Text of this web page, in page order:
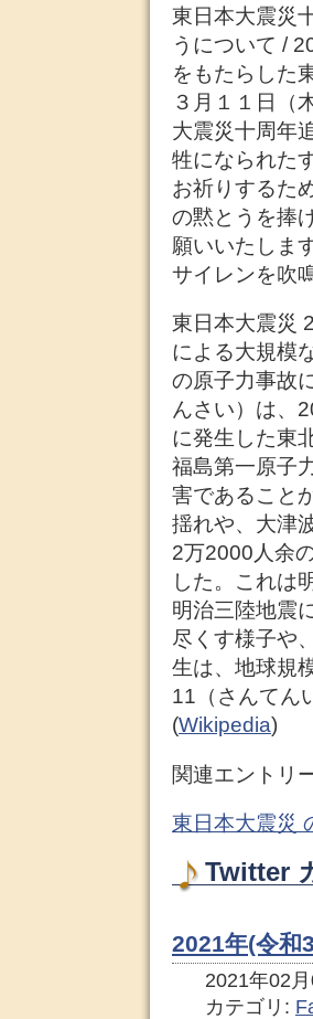
東日本大震災
うについて /
をもたらした
３月１１日（
大震災十周年
牲になられた
お祈りするた
の黙とうを捧
願いいたしま
サイレンを吹
東日本大震災
による大規模
の原子力事故
んさい）は、
に発生した東
福島第一原子
害であること
揺れや、大津
2万2000人余
した。これは
明治三陸地震
尽くす様子や
生は、地球規
11（さんてん
(Wikipedia)
関連エントリ
東日本大震災
Twitter
2021年(令和
2021年02
カテゴリ: